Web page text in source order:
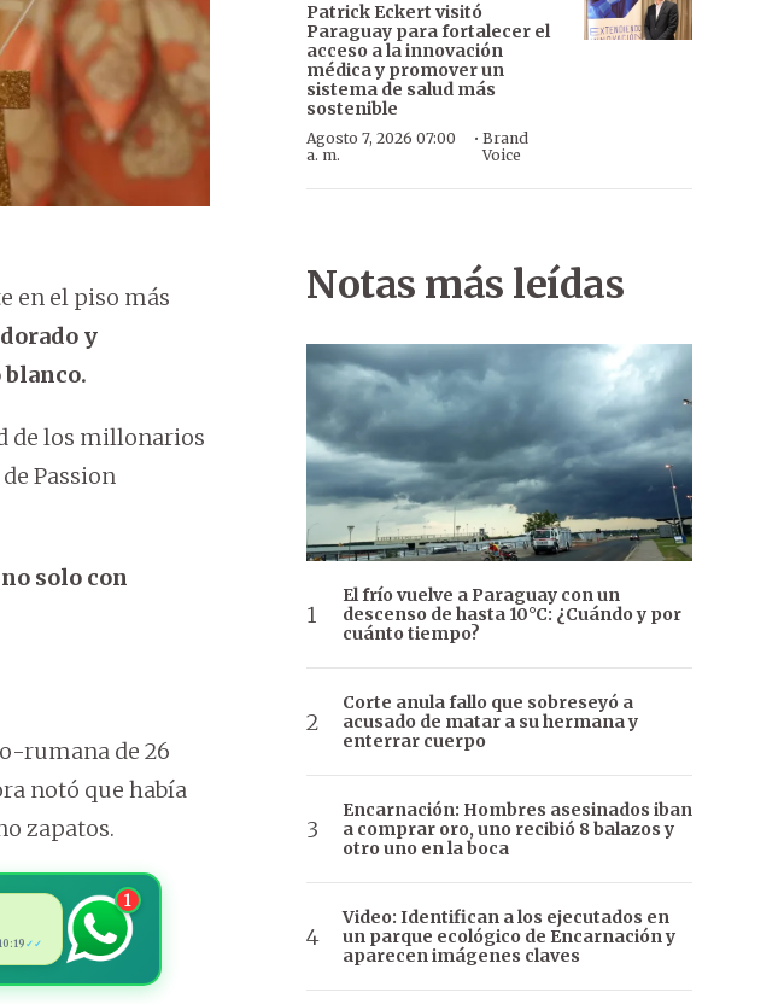
en el piso más
y
blanco.
de los millonarios
Passion
solo con
rumana de 26
notó que había
zapatos.
✓✓
1
Patrick Eckert visitó
Paraguay para fortalecer el
acceso a la innovación
médica y promover un
sistema de salud más
sostenible
Agosto 7, 2026 07:00
a. m.
· Brand
Voice
Notas más leídas
El frío vuelve a Paraguay con un
descenso de hasta 10°C: ¿Cuándo y por
cuánto tiempo?
Corte anula fallo que sobreseyó a
acusado de matar a su hermana y
enterrar cuerpo
Encarnación: Hombres asesinados iban
a comprar oro, uno recibió 8 balazos y
otro uno en la boca
Video: Identifican a los ejecutados en
un parque ecológico de Encarnación y
aparecen imágenes claves